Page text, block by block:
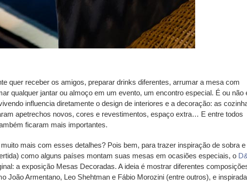
quer receber os amigos, preparar drinks diferentes, arrumar a mesa com
qualquer jantar ou almoço em um evento, um encontro especial. É ou não
influencia diretamente o design de interiores e a decoração: as
apetrechos novos, cores e revestimentos, espaço extra… E entre todos
ficaram mais importantes.
mais com esses detalhes? Pois bem, para trazer inspiração de sobra e
como alguns países montam suas mesas em ocasiões especiais, o
a exposição Mesas Decoradas. A ideia é mostrar diferentes
João Armentano, Leo Shehtman e Fábio Morozini (entre outros), e